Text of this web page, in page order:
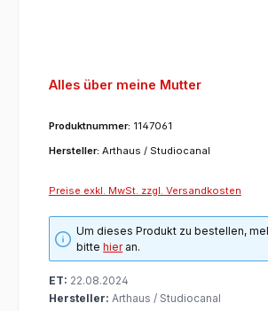
Alles über meine Mutter
Produktnummer: 1147061
Hersteller: Arthaus / Studiocanal
Preise exkl. MwSt. zzgl. Versandkosten
Um dieses Produkt zu bestellen,
bittehieran.
ET: 22.08.2024
Hersteller: Arthaus / Studiocanal